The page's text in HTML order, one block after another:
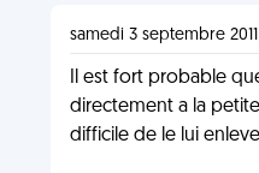
samedi 3 septembre 2011
Il est fort probable
directement a la
difficile de le lui